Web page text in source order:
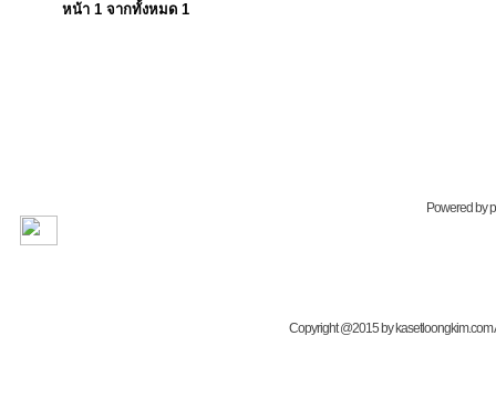
หน้า 1 จากทั้งหมด 1
Powered by
Copyright @2015 by kasetloongkim.com